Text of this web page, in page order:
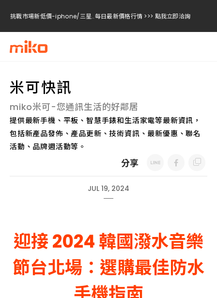
挑戰市場新低價-iphone/三星..每日最新價格行情 >>> 點我立即洽詢
挑戰市場新低價-iphone/三星..每日最新價格行情 >>> 點我立即洽詢
米可快訊
miko米可-您通訊生活的好鄰居
提供最新手機、平板、智慧手錶和生活家電等最新資訊，
包括新產品發佈、產品更新、技術資訊、最新優惠、聯名
活動、品牌週活動等。
分享
JUL 19, 2024
迎接 2024 韓國潑水音樂
節台北場：選購最佳防水